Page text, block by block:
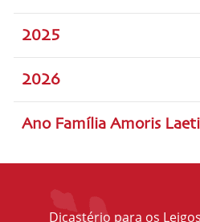
2025
2026
Ano Família Amoris
Dicastério para os